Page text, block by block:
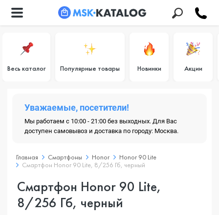
Весь каталог Популярные товары Новинки Акции
Уважаемые, посетители!
Мы работаем с 10:00 - 21:00 без выходных. Для Вас
доступен самовывоз и доставка по городу: Москва.
Главная Смартфоны Honor
Honor 90 Lite
Смартфон Honor 90 Lite, 8/256 Гб, черный
Смартфон Honor 90 Lite,
8/256 Гб, черный